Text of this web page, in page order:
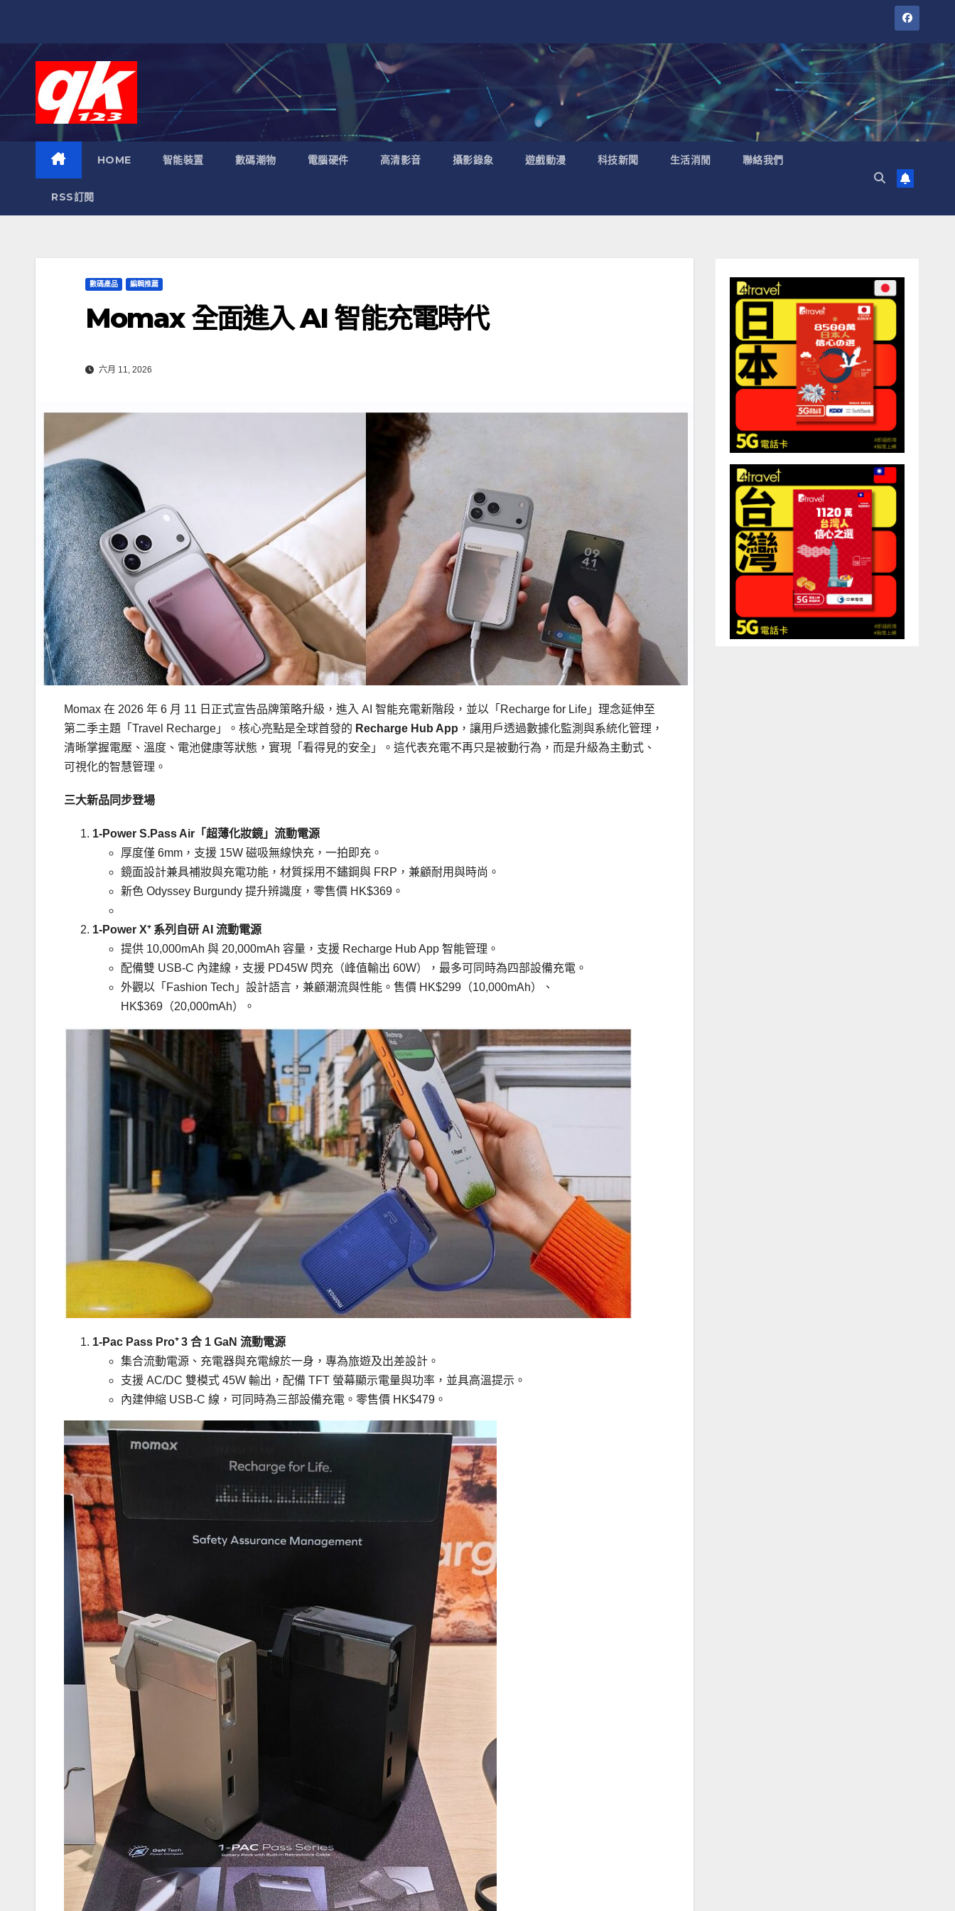
HOME 智能裝置 數碼潮物 電腦硬件 高清影音 攝影錄象 遊戲動漫 科技新聞 生活消閒 聯絡我們
RSS訂閱
數碼產品 編輯推薦
Momax 全面進入 AI 智能充電時代
六月 11, 2026
Momax 在 2026 年 6 月 11 日正式宣告品牌策略升級，進入 AI 智能充電新階段，並以「Recharge for Life」理念延伸至
第二季主題「Travel Recharge」。核心亮點是全球首發的 Recharge Hub App ，讓用戶透過數據化監測與系統化管理，
清晰掌握電壓、溫度、電池健康等狀態，實現「看得見的安全」。這代表充電不再只是被動行為，而是升級為主動式、
可視化的智慧管理。
三大新品同步登場
1-Power S.Pass Air「超薄化妝鏡」流動電源
厚度僅 6mm，支援 15W 磁吸無線快充，一拍即充。
鏡面設計兼具補妝與充電功能，材質採用不鏽鋼與 FRP，兼顧耐用與時尚。
新色 Odyssey Burgundy 提升辨識度，零售價 HK$369。
1-Power X⁺ 系列自研 AI 流動電源
提供 10,000mAh 與 20,000mAh 容量，支援 Recharge Hub App 智能管理。
配備雙 USB-C 內建線，支援 PD45W 閃充（峰值輸出 60W），最多可同時為四部設備充電。
外觀以「Fashion Tech」設計語言，兼顧潮流與性能。售價 HK$299（10,000mAh）、
HK$369（20,000mAh）。
1-Pac Pass Pro⁺ 3 合 1 GaN 流動電源
集合流動電源、充電器與充電線於一身，專為旅遊及出差設計。
支援 AC/DC 雙模式 45W 輸出，配備 TFT 螢幕顯示電量與功率，並具高溫提示。
內建伸縮 USB-C 線，可同時為三部設備充電。零售價 HK$479。